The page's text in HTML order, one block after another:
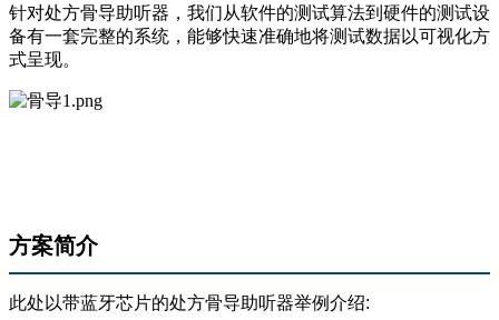
针对处方骨导助听器，我们从软件的测试算法到硬件的测试设
备有一套完整的系统，能够快速准确地将测试数据以可视化方
式呈现。
方案简介
此处 以带蓝牙芯片的处方骨导助听器举例介绍: